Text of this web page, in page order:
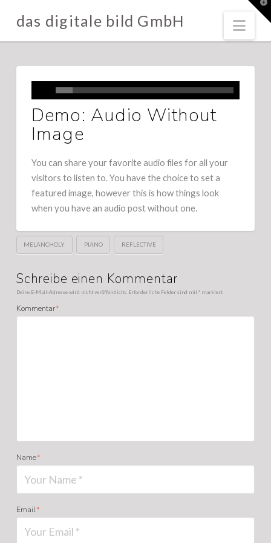
das digitale bild GmbH
Demo: Audio Without
Image
You can share your favorite audio files for all your
visitors to listen to. You have the choice to set a
featured image, however this is how things look
when you have an audio post without one.
MELANCHOLY PIANO REFLECTIVE
Schreibe einen Kommentar
Deine E-Mail-Adresse wird nicht veröffentlicht. Erforderliche Felder sind mit *markiert
Kommentar*
Name*
Email*